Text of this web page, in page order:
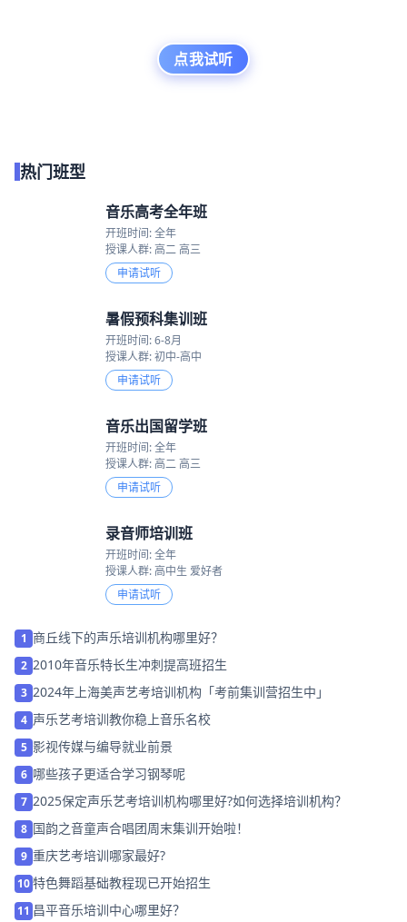
点我试听
热门班型
音乐高考全年班
开班时间: 全年
授课人群: 高二 高三
申请试听
暑假预科集训班
开班时间: 6-8月
授课人群: 初中-高中
申请试听
音乐出国留学班
开班时间: 全年
授课人群: 高二 高三
申请试听
录音师培训班
开班时间: 全年
授课人群: 高中生 爱好者
申请试听
1 商丘线下的声乐培训机构哪里好？
2 2010年音乐特长生冲刺提高班招生
3 2024年上海美声艺考培训机构「考前集训营招生中」
4 声乐艺考培训教你稳上音乐名校
5 影视传媒与编导就业前景
6 哪些孩子更适合学习钢琴呢
7 2025保定声乐艺考培训机构哪里好?如何选择培训机构？
8 国韵之音童声合唱团周末集训开始啦！
9 重庆艺考培训哪家最好?
10特色舞蹈基础教程现已开始招生
11 昌平音乐培训中心哪里好？